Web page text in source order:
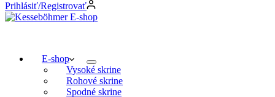
Prihlásiť/Registrovať
E-shop
Vysoké skrine
Rohové skrine
Spodné skrine